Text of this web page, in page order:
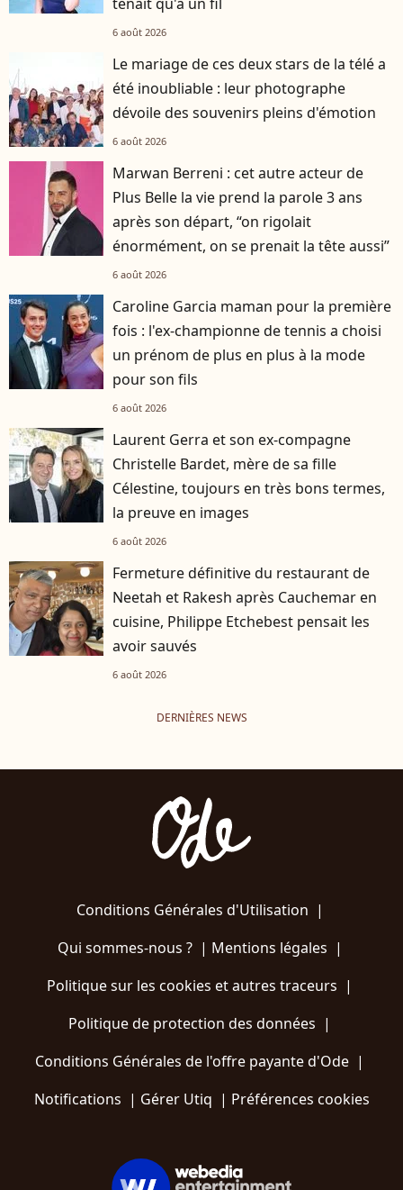
tenait qu'à un fil
6 août 2026
Le mariage de ces deux stars de la télé a
été inoubliable : leur photographe
dévoile des souvenirs pleins d'émotion
6 août 2026
Marwan Berreni : cet autre acteur de
Plus Belle la vie prend la parole 3 ans
après son départ, “on rigolait
énormément, on se prenait la tête aussi”
6 août 2026
Caroline Garcia maman pour la première
fois : l'ex-championne de tennis a choisi
un prénom de plus en plus à la mode
pour son fils
6 août 2026
Laurent Gerra et son ex-compagne
Christelle Bardet, mère de sa fille
Célestine, toujours en très bons termes,
la preuve en images
6 août 2026
Fermeture définitive du restaurant de
Neetah et Rakesh après Cauchemar en
cuisine, Philippe Etchebest pensait les
avoir sauvés
6 août 2026
DERNIÈRES NEWS
Conditions Générales d'Utilisation |
Qui sommes-nous ?| Mentions légales |
Politique sur les cookies et autres traceurs |
Politique de protection des données |
Conditions Générales de l'offre payante d'Ode |
Notifications | Gérer Utiq | Préférences cookies